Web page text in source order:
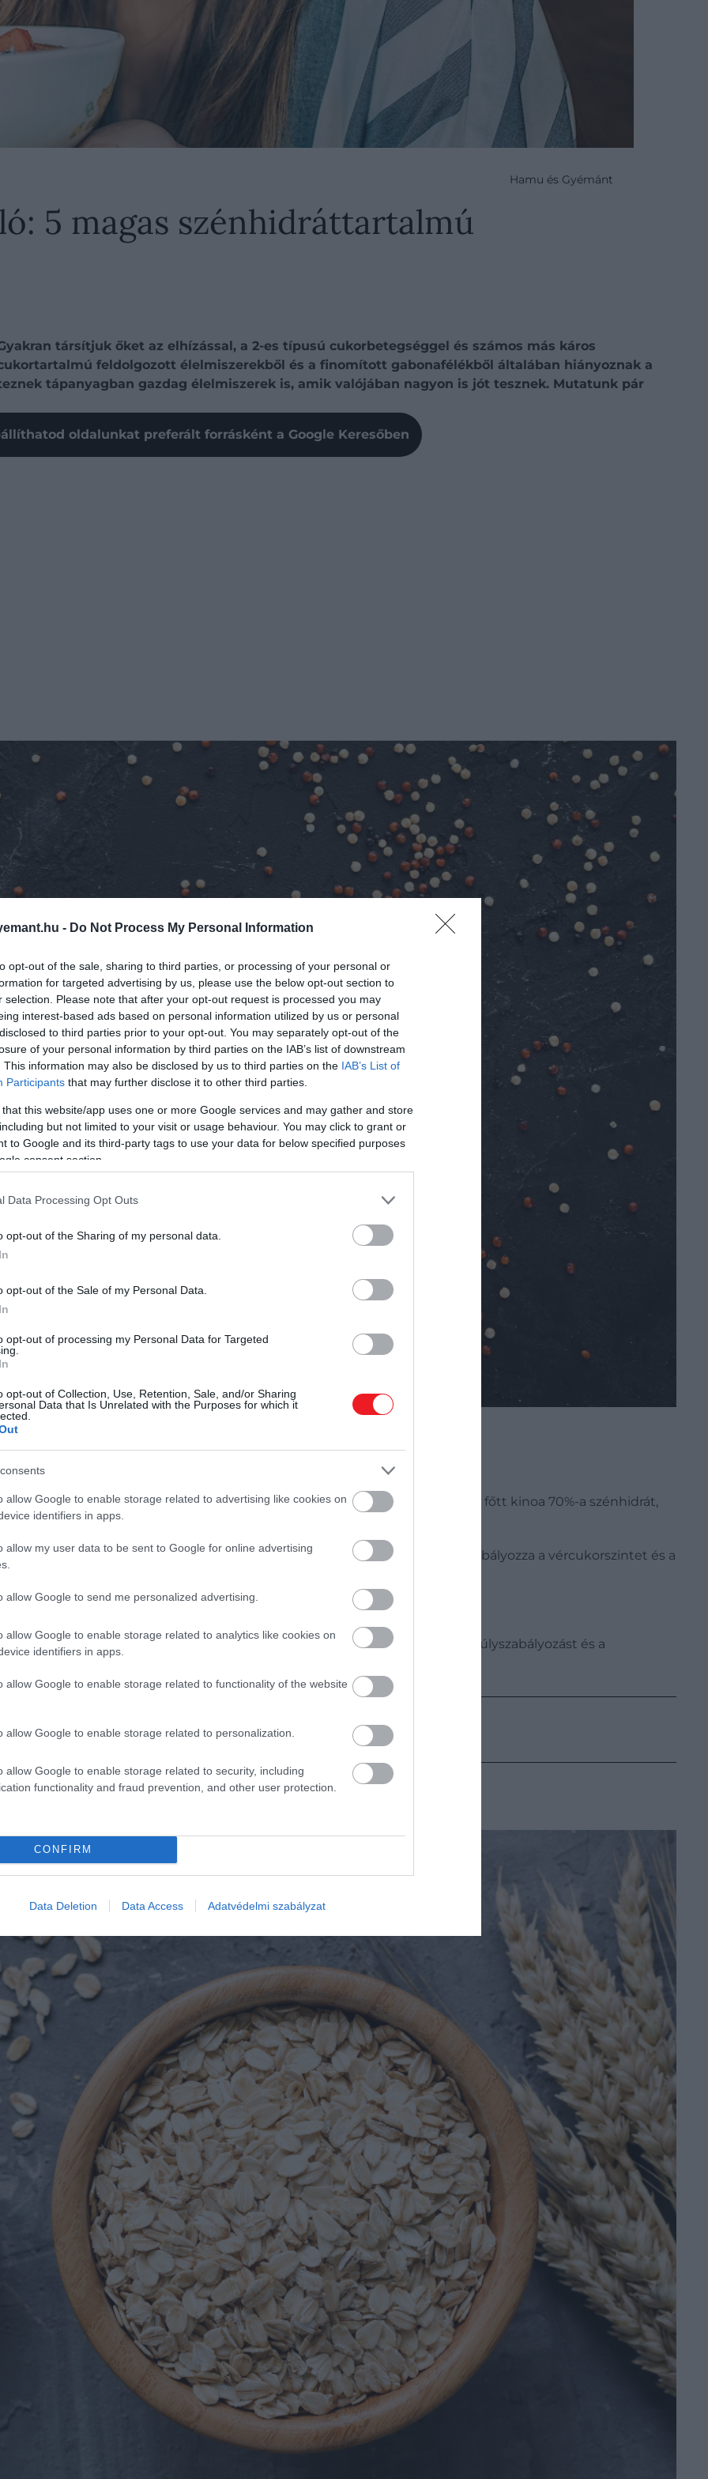
- Do Not Process My Personal Information
opt-out of the sale, sharing to third parties, or processing of your personal or
for targeted advertising by us, please use the below opt-out section to
selection. Please note that after your opt-out request is processed you may
interest-based ads based on personal information utilized by us or personal
to third parties prior to your opt-out. You may separately opt-out of the
of your personal information by third parties on the IAB’s list of downstream
This information may also be disclosed by us to third parties on the IAB’s List of
Participants that may further disclose it to other third parties.
that this website/app uses one or more Google services and may gather and store
but not limited to your visit or usage behaviour. You may click to grant or
to Google and its third-party tags to use your data for below specified purposes
consent section.
Data Processing Opt Outs
opt-out of the Sharing of my personal data.
opt-out of the Sale of my Personal Data.
opt-out of processing my Personal Data for Targeted
opt-out of Collection, Use, Retention, Sale, and/or Sharing
Data that Is Unrelated with the Purposes for which it
allow Google to enable storage related to advertising like cookies on
identifiers in apps.
allow my user data to be sent to Google for online advertising
allow Google to send me personalized advertising.
allow Google to enable storage related to analytics like cookies on
identifiers in apps.
allow Google to enable storage related to functionality of the website
allow Google to enable storage related to personalization.
allow Google to enable storage related to security, including
functionality and fraud prevention, and other user protection.
CONFIRM
Data Deletion Data Access Adatvédelmi szabályzat
Hamu és Gyémánt
5 magas szénhidráttartalmú
társítjuk őket az elhízással, a 2-es típusú cukorbetegséggel és számos más káros
feldolgozott élelmiszerekből és a finomított gabonafélékből általában hiányoznak a
tápanyagban gazdag élelmiszerek is, amik valójában nagyon is jót tesznek. Mutatunk pár
oldalunkat preferált forrásként a Google Keresőben
egészségtudatos fogyasztók körében.
olyan magnak, amelyet gabonaként készítenek el és fogyasztanak. A főtt kinoa 70%-a szénhidrát,
élelmiszernek számít. Emellett jó fehérje- és rostforrás is.
gazdag, több egészségügyi előnnyel is rendelkezik, többek között szabályozza a vércukorszintet és a
diétán lévők számára az egyik legjobb búzaalternatíva.
magas a rost- és fehérjetartalma. Emiatt elősegítheti az egészséges testsúlyszabályozást és a
nap eszel kenyeret